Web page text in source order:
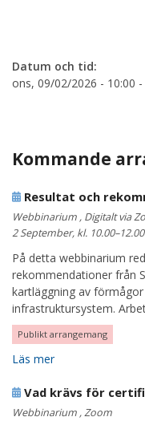
Datum och tid:
ons, 09/02/2026 - 10:00 -
Kommande
Resultat och
Webbinarium , Digitalt via
2 September, kl. 10.00–12.00
På detta webbinarium
rekommendationer från
kartläggning av
infrastruktursystem.
Publikt arrangemang
Läs mer
Vad krävs för
Webbinarium , Zoom